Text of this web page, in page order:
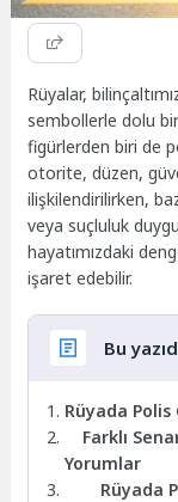
Rüyalar,
sembollerle dolu bir
figürlerden biri de
otorite, düzen,
ilişkilendirilirken,
veya suçluluk
hayatımızdaki
işaret edebilir.
Bu
Rüyada
Farklı
Yorumlar
Rüyada